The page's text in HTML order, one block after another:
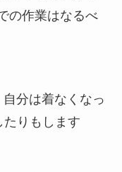
の作業はなるべ
分は着なくなっ
りもします